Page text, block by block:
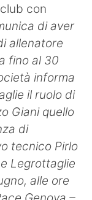
con
di aver
allenatore
fino al 30
informa
il ruolo di
Giani quello
di
tecnico Pirlo
Legrottaglie
alle ore